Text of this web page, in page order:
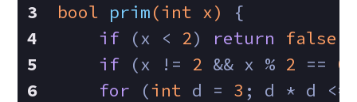
bool prim(int x)
{
if (x < 2) return false
if (x != 2 && x % 2 == 0
for (int d = 3 ; d * d